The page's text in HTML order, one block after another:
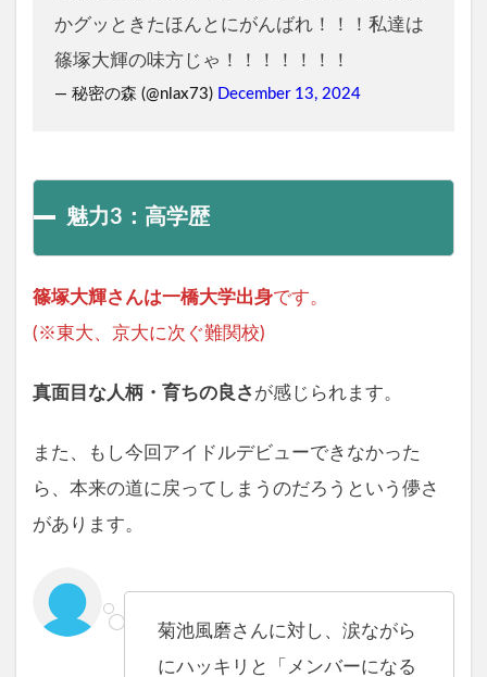
かグッときたほんとにがんばれ！！！私達は
篠塚大輝の味方じゃ！！！！！！！
— 秘密の森 (@nlax73) December 13, 2024
魅力3：高学歴
篠塚大輝さんは一橋大学出身です。
(※東大、京大に次ぐ難関校)
真面目な人柄・育ちの良さ が感じられます。
また、もし今回アイドルデビューできなかった
ら、本来の道に戻ってしまうのだろうという儚さ
があります。
菊池風磨さんに対し、涙ながら
にハッキリと「メンバーになる